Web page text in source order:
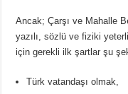
Ancak; Çarşı ve Mahalle
yazılı, sözlü ve fiziki
için gerekli ilk şartlar şu
Türk vatandaşı olmak,